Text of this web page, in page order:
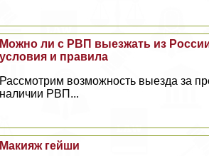
Можно ли с РВП выезжать из России
условия и правила
Рассмотрим возможность выезда за
наличии РВП...
Макияж гeйши